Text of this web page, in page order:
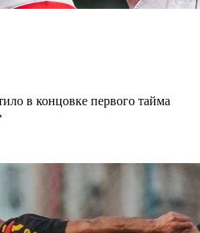
в концовке первого тайма